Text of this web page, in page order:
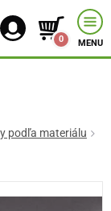
0 MENU
podľa materiálu